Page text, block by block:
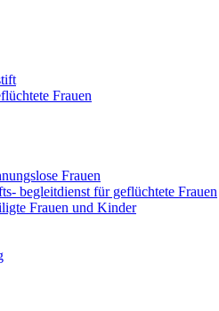
Frauen
Frauen
begleitdienst für geflüchtete Frauen
Frauen und Kinder